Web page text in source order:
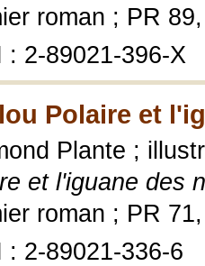
roman ; PR
: 2-89021-396-X
Polaire et
Plante ;
et l'iguane des
roman ; PR
: 2-89021-336-6